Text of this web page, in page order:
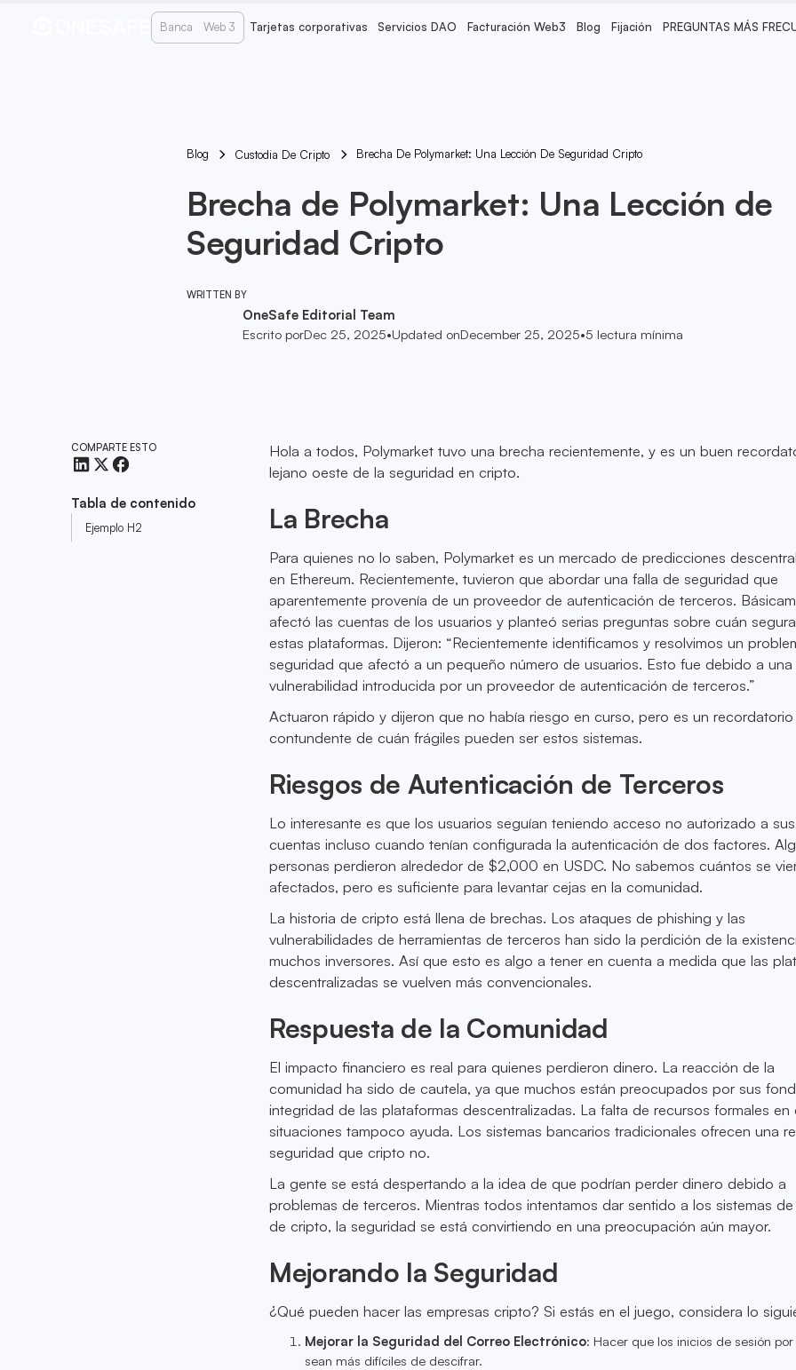
Banca Web 3 Tarjetas corporativas Servicios DAO Facturación Web3 Blog Fijación PREGUNTAS MÁS
Blog Custodia De Cripto Brecha De Polymarket: Una Lección De Seguridad Cripto
Brecha de Polymarket: Una Lección de
Seguridad Cripto
WRITTEN BY
OneSafe Editorial Team
Escrito porDec 25, 2025•Updated onDecember 25, 2025•5 lectura mínima
COMPARTE ESTO
Tabla de contenido
Ejemplo H2
Hola a todos, Polymarket tuvo una brecha recientemente, y es un buen
lejano oeste de la seguridad en cripto.
La Brecha
Para quienes no lo saben, Polymarket es un mercado de predicciones
en Ethereum. Recientemente, tuvieron que abordar una falla de seguridad que
aparentemente provenía de un proveedor de autenticación de terceros.
afectó las cuentas de los usuarios y planteó serias preguntas sobre cuán
estas plataformas. Dijeron: “Recientemente identificamos y resolvimos un
seguridad que afectó a un pequeño número de usuarios. Esto fue debido a una
vulnerabilidad introducida por un proveedor de autenticación de terceros.”
Actuaron rápido y dijeron que no había riesgo en curso, pero es un recordatorio
contundente de cuán frágiles pueden ser estos sistemas.
Riesgos de Autenticación de Terceros
Lo interesante es que los usuarios seguían teniendo acceso no autorizado a sus
cuentas incluso cuando tenían configurada la autenticación de dos factores.
personas perdieron alrededor de $2,000 en USDC. No sabemos cuántos se
afectados, pero es suficiente para levantar cejas en la comunidad.
La historia de cripto está llena de brechas. Los ataques de phishing y las
vulnerabilidades de herramientas de terceros han sido la perdición de la
muchos inversores. Así que esto es algo a tener en cuenta a medida que las
descentralizadas se vuelven más convencionales.
Respuesta de la Comunidad
El impacto financiero es real para quienes perdieron dinero. La reacción de la
comunidad ha sido de cautela, ya que muchos están preocupados por sus
integridad de las plataformas descentralizadas. La falta de recursos formales en
situaciones tampoco ayuda. Los sistemas bancarios tradicionales ofrecen una
seguridad que cripto no.
La gente se está despertando a la idea de que podrían perder dinero debido a
problemas de terceros. Mientras todos intentamos dar sentido a los sistemas
de cripto, la seguridad se está convirtiendo en una preocupación aún mayor.
Mejorando la Seguridad
¿Qué pueden hacer las empresas cripto? Si estás en el juego, considera lo
Mejorar la Seguridad del Correo Electrónico: Hacer que los inicios de sesión
sean más difíciles de descifrar.